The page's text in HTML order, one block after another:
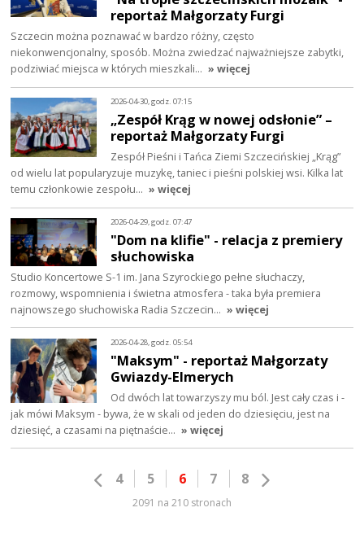
reportaż Małgorzaty Furgi
Szczecin można poznawać w bardzo różny, często
niekonwencjonalny, sposób. Można zwiedzać najważniejsze zabytki,
podziwiać miejsca w których mieszkali… » więcej
2026-04-30, godz. 07:15
„Zespół Krąg w nowej odsłonie” –
reportaż Małgorzaty Furgi
Zespół Pieśni i Tańca Ziemi Szczecińskiej „Krąg”
od wielu lat popularyzuje muzykę, taniec i pieśni polskiej wsi. Kilka lat
temu członkowie zespołu… » więcej
2026-04-29, godz. 07:47
"Dom na klifie" - relacja z premiery
słuchowiska
Studio Koncertowe S-1 im. Jana Szyrockiego pełne słuchaczy,
rozmowy, wspomnienia i świetna atmosfera - taka była premiera
najnowszego słuchowiska Radia Szczecin… » więcej
2026-04-28, godz. 05:54
"Maksym" - reportaż Małgorzaty
Gwiazdy-Elmerych
Od dwóch lat towarzyszy mu ból. Jest cały czas i -
jak mówi Maksym - bywa, że w skali od jeden do dziesięciu, jest na
dziesięć, a czasami na piętnaście… » więcej
4 5 6 7 8
2091 na 210 stronach